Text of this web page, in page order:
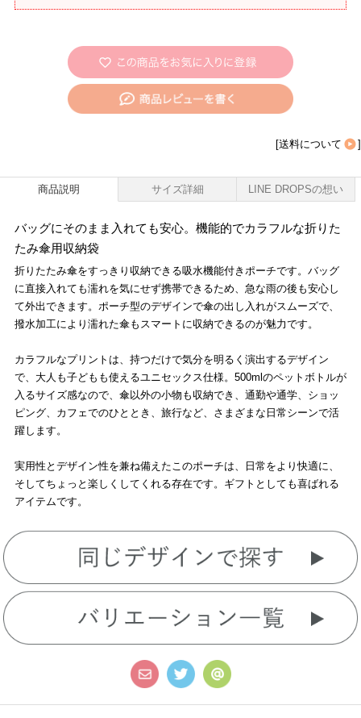
[送料について ]
商品説明 サイズ詳細 LINE DROPSの想い
バッグにそのまま入れても安心。機能的でカラフルな折りた
たみ傘用収納袋
折りたたみ傘をすっきり収納できる吸水機能付きポーチです。バッグ
に直接入れても濡れを気にせず携帯できるため、急な雨の後も安心し
て外出できます。ポーチ型のデザインで傘の出し入れがスムーズで、
撥水加工により濡れた傘もスマートに収納できるのが魅力です。
カラフルなプリントは、持つだけで気分を明るく演出するデザイン
で、大人も子どもも使えるユニセックス仕様。500mlのペットボトルが
入るサイズ感なので、傘以外の小物も収納でき、通勤や通学、ショッ
ピング、カフェでのひととき、旅行など、さまざまな日常シーンで活
躍します。
実用性とデザイン性を兼ね備えたこのポーチは、日常をより快適に、
そしてちょっと楽しくしてくれる存在です。ギフトとしても喜ばれる
アイテムです。